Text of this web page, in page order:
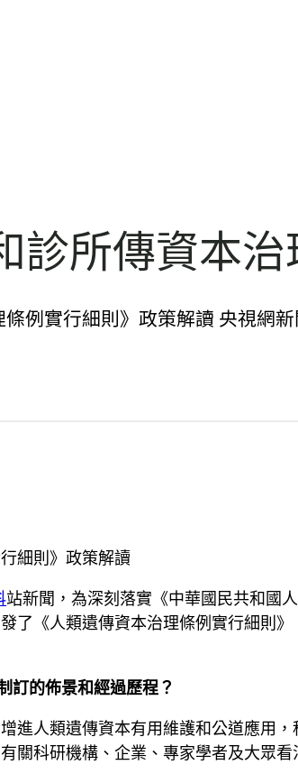
診所傳資本
例實行細則》政策解讀 央視網
細則》政策解讀
站新聞，為深刻落實《中華國民共和國
了《人類遺傳資本治理條例實行細則
訂的佈景和經過歷程？
進人類遺傳資本有用維護和公道應用
關科研機構、企業、專家學者及大眾